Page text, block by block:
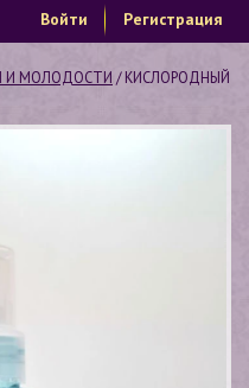
Войти Регистрация
И МОЛОДОСТИ / КИСЛОРОДНЫЙ